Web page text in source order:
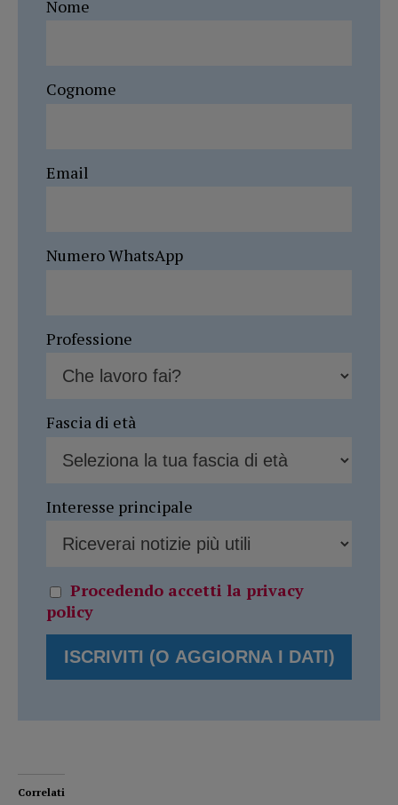
Nome
Cognome
Email
Numero WhatsApp
Professione
Fascia di età
Interesse principale
Procedendo accetti la privacy
policy
Correlati